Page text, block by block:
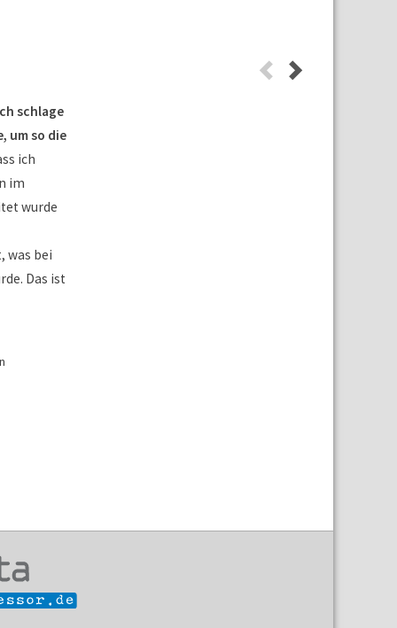
schlage
um so die
ich
im
wurde
was bei
Das ist